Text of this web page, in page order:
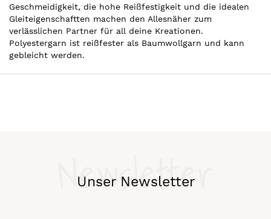
Geschmeidigkeit, die hohe Reißfestigkeit und die idealen
Gleiteigenschaftten machen den Allesnäher zum
verlässlichen Partner für all deine Kreationen.
Polyestergarn ist reißfester als Baumwollgarn und kann
gebleicht werden.
Unser Newsletter
Newsletter